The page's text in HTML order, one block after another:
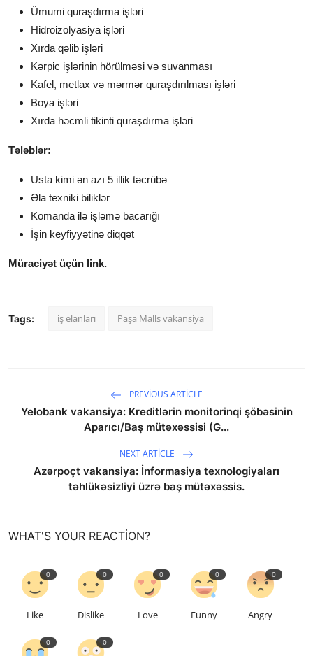
Ümumi quraşdırma işləri
Hidroizolyasiya işləri
Xırda qəlib işləri
Kərpic işlərinin hörülməsi və suvanması
Kafel, metlax və mərmər quraşdırılması işləri
Boya işləri
Xırda həcmli tikinti quraşdırma işləri
Tələblər:
Usta kimi ən azı 5 illik təcrübə
Əla texniki biliklər
Komanda ilə işləmə bacarığı
İşin keyfiyyətinə diqqət
Müraciyət üçün link.
Tags: iş elanları Paşa Malls vakansiya
PREVIOUS ARTICLE
Yelobank vakansiya: Kreditlərin monitorinqi şöbəsinin
Aparıcı/Baş mütəxəssisi (G...
NEXT ARTICLE
Azərpoçt vakansiya: İnformasiya texnologiyaları
təhlükəsizliyi üzrə baş mütəxəssis.
WHAT'S YOUR REACTION?
0
Like
0
Dislike
0
Love
0
Funny
0
Angry
0 0